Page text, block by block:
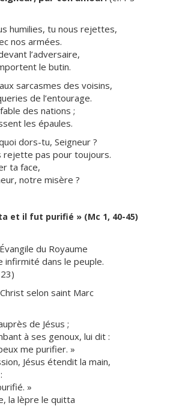
humilies, tu nous rejettes,
nos armées.
l’adversaire,
le butin.
sarcasmes des voisins,
de l’entourage.
des nations ;
les épaules.
dors-tu, Seigneur ?
rejette pas pour toujours.
ta face,
notre misère ?
et il fut purifié » (Mc 1, 40-45)
du Royaume
dans le peuple.
selon saint Marc
de Jésus ;
à ses genoux, lui dit :
me purifier. »
Jésus étendit la main,
»
la lèpre le quitta